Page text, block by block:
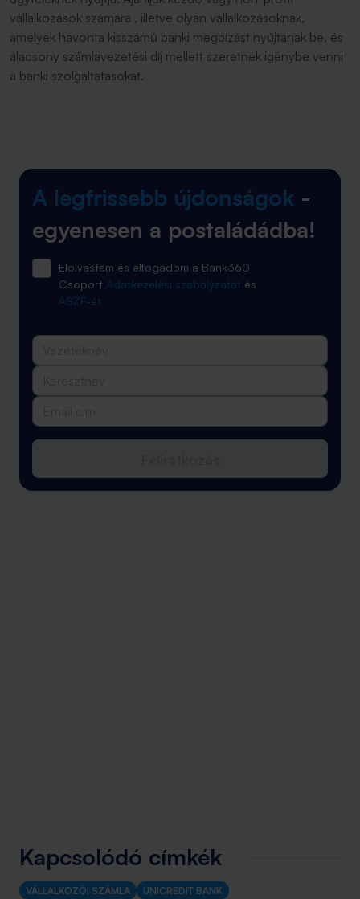
vállalkozások számára , illetve olyan vállalkozásoknak,
amelyek havonta kisszámú banki megbízást nyújtanak be, és
alacsony számlavezetési díj mellett szeretnék igénybe venni
a banki szolgáltatásokat.
A legfrissebb újdonságok -
egyenesen a postaládádba!
Elolvastam és elfogadom a Bank360
Csoport Adatkezelési szabályzatát és
ÁSZF-ét
Kapcsolódó címkék
VÁLLALKOZÓI SZÁMLA UNICREDIT BANK